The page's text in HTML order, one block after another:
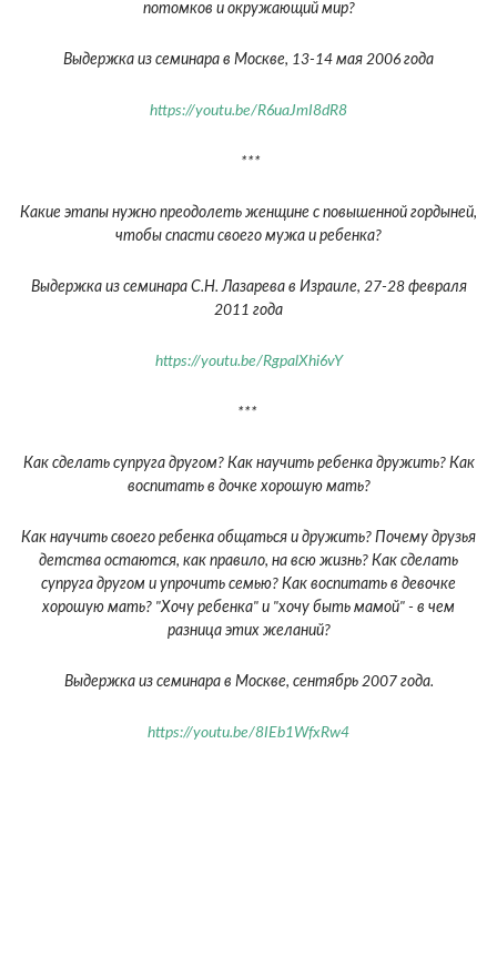
потомков и окружающий мир?
Выдержка из семинара в Москве, 13-14 мая 2006 года
https://youtu.be/R6uaJmI8dR8
***
Какие этапы нужно преодолеть женщине с повышенной гордыней,
чтобы спасти своего мужа и ребенка?
Выдержка из семинара С.Н. Лазарева в Израиле, 27-28 февраля
2011 года
https://youtu.be/RgpalXhi6vY
***
Как сделать супруга другом? Как научить ребенка дружить? Как
воспитать в дочке хорошую мать?
Как научить своего ребенка общаться и дружить? Почему друзья
детства остаются, как правило, на всю жизнь? Как сделать
супруга другом и упрочить семью? Как воспитать в девочке
хорошую мать? "Хочу ребенка" и "хочу быть мамой" - в чем
разница этих желаний?
Выдержка из семинара в Москве, сентябрь 2007 года.
https://youtu.be/8IEb1WfxRw4